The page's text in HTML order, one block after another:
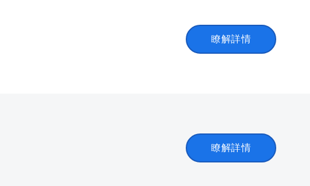
瞭解詳情
瞭解詳情